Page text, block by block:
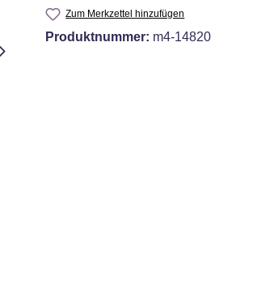
Zum Merkzettel hinzufügen
Produktnummer: m4-14820